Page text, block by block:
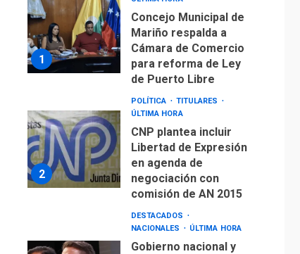
2
CNP plantea incluir
Libertad de Expresión
en agenda de
negociación con
comisión de AN 2015
3
DESTACADOS
NACIONALES
Gobierno nacional y
regional nos
respaldaron desde el
primer momento tras
terremotos del 24J
asegura Gustavo
Duque
LATINOAMÉRICA Y CARIBE